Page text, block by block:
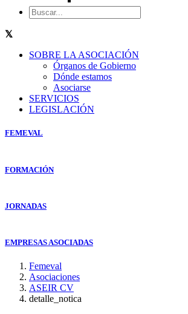
SOBRE LA ASOCIACIÓN
Órganos de Gobierno
Dónde estamos
Asociarse
SERVICIOS
LEGISLACIÓN
FEMEVAL
FORMACIÓN
JORNADAS
EMPRESAS ASOCIADAS
Femeval
Asociaciones
ASEIR CV
detalle_notica